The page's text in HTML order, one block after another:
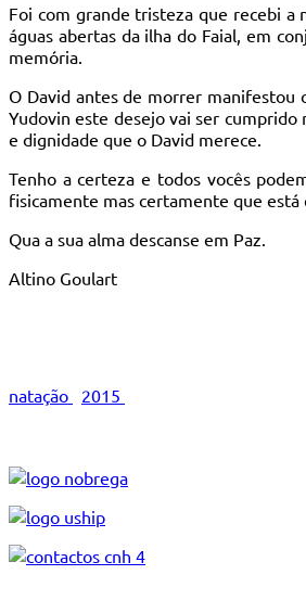
Foi com grande tristeza que recebi a
águas abertas da ilha do Faial, em
memória.
O David antes de morrer manifestou
Yudovin este desejo vai ser
e dignidade que o David merece.
Tenho a certeza e todos vocês
fisicamente mas certamente que está
Qua a sua alma descanse em Paz.
Altino Goulart
natação 2015